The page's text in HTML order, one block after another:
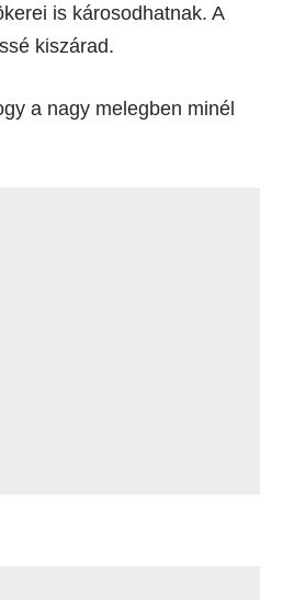
is károsodhatnak. A
kiszárad.
a nagy melegben minél